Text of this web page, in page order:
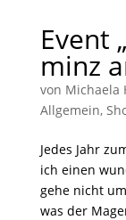
Event
minz
von Michaela
Allgemein,
Jedes Jahr
ich einen
gehe nicht
was der